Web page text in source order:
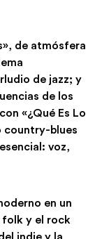
de atmósfera
de jazz; y
de los
«¿Qué Es Lo
country-blues
voz,
en un
folk y el rock